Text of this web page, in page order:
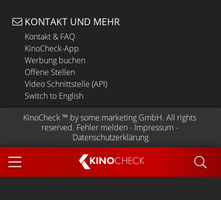
KINOCHECK
KONTAKT UND MEHR
Kontakt & FAQ
KinoCheck-App
Werbung buchen
Offene Stellen
Video Schnittstelle (API)
Switch to English
KinoCheck ™ by some.marketing GmbH. All rights
reserved. Fehler melden - Impressum -
Datenschutzerklärung